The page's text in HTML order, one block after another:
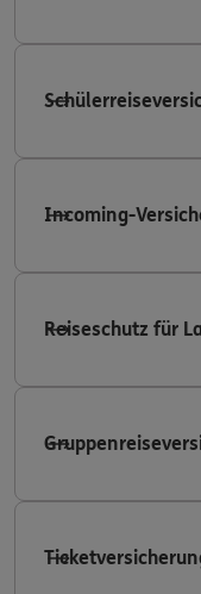
Incoming-
Reiseschutz für